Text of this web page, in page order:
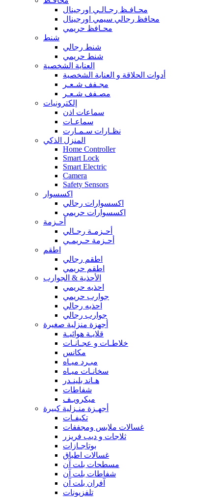
محـافـظ رجـالـي اورجينال
محافظ رجالي سيمي اورجينال
محـافظ حريمي
شنط
شنط رجالي
شنط حريمي
العناية الشخصية
أدوات الحلاقة و العناية الشخصية
مجـفف شـعـر
مصـفف شـعـر
إلكترونيات
سماعات اذن
سماعـات
نظـارات سـمـارت
المنزل الذكي
Home Controller
Smart Lock
Smart Electric
Camera
Safety Sensors
اكسسوار
اكسسوارات رجالي
اكسسوارات حريمي
أحـزمة
أحـزمـة رجـالي
أحـزمة حـريمـي
اطقم
اطقم رجالي
اطقم حريمي
الأحذية & الجوارب
احذيه حريمي
جوارب حريمي
احذيه رجالي
جوارب رجالي
أجهزة منزلية صغيرة
قلايـة هوائيـة
خلاطـات و عجـانـات
مكانس
مبـرد ميـاه
سخانـات ميـاه
هـاند بلينـدر
شفاطات
ميكرويـف
أجهـزة منـزلية كبيرة
تكيفـات
غسالات ملابس ومجففات
ثلاجات و ديب فريزر
بوتاجـازات
غسالات اطباق
مسطحات بلت آن
شفاطات بلت آن
آفران بلت آن
تلفزيونات